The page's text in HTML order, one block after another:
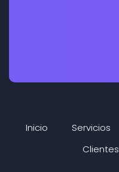
Inicio Servicios
Clientes